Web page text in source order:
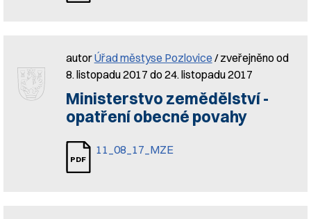
autorÚřad městyse Pozlovice / zveřejněno od
8. listopadu 2017 do 24. listopadu 2017
Ministerstvo zemědělství -
opatření obecné povahy
11_08_17_MZE